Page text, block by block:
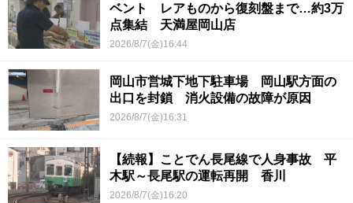
ベント レアものから復刻盤まで…約3万
点集結 天満屋岡山店
2026/8/7(金)16:44
岡山市営城下地下駐車場 岡山駅方面の
出口を封鎖 消火設備の故障が原因
2026/8/7(金)16:31
【続報】ことでん長尾線で人身事故 平
木駅～長尾駅の運転再開 香川
2026/8/7(金)16:20